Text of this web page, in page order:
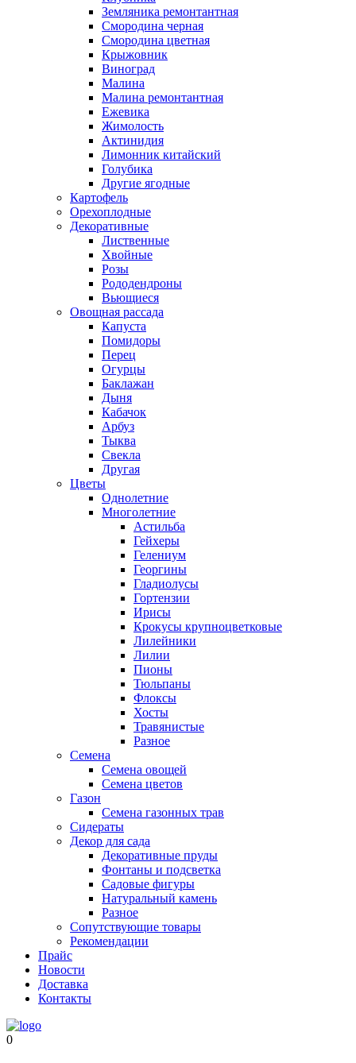
Земляника ремонтантная
Смородина черная
Смородина цветная
Крыжовник
Виноград
Малина
Малина ремонтантная
Ежевика
Жимолость
Актинидия
Лимонник китайский
Голубика
Другие ягодные
Картофель
Орехоплодные
Декоративные
Лиственные
Хвойные
Розы
Рододендроны
Вьющиеся
Овощная рассада
Капуста
Помидоры
Перец
Огурцы
Баклажан
Дыня
Кабачок
Арбуз
Тыква
Свекла
Другая
Цветы
Однолетние
Многолетние
Астильба
Гейхеры
Гелениум
Георгины
Гладиолусы
Гортензии
Ирисы
Крокусы крупноцветковые
Лилейники
Лилии
Пионы
Тюльпаны
Флоксы
Хосты
Травянистые
Разное
Семена
Семена овощей
Семена цветов
Газон
Семена газонных трав
Сидераты
Декор для сада
Декоративные пруды
Фонтаны и подсветка
Садовые фигуры
Натуральный камень
Разное
Сопутствующие товары
Рекомендации
Прайс
Новости
Доставка
Контакты
0